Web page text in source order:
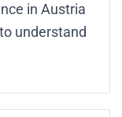
in Austria
understand